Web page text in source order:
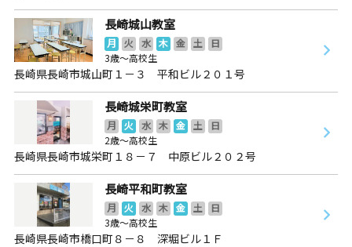
長崎城山教室
月 火 水 木 金 土
日
3歳～高校生
長崎県長崎市城山町１－３ 平和ビル２０１号
長崎城栄町教室
月 火 水 木 金 土
日
2歳～高校生
長崎県長崎市城栄町１８－７ 中原ビル２０２号
長崎平和町教室
月 火 水 木 金 土
日
3歳～高校生
長崎県長崎市橋口町８－８ 深堀ビル１Ｆ